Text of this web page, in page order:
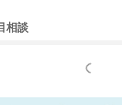
相談
もっと見る